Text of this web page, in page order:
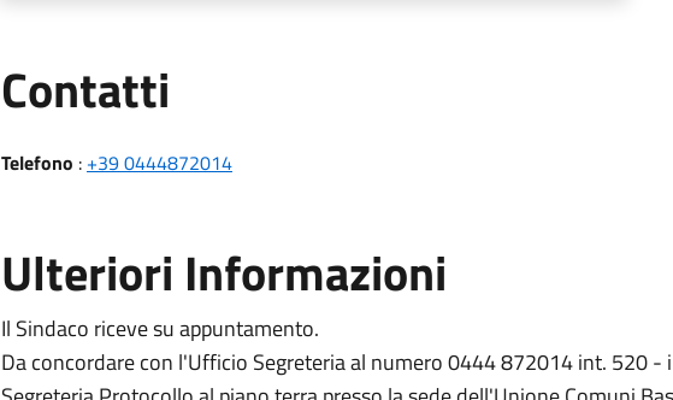
Contatti
Telefono : +39 0444872014
Ulteriori Informazioni
Il Sindaco riceve su appuntamento.
Da concordare con l'Ufficio Segreteria al numero 0444 872014 int. 520 -